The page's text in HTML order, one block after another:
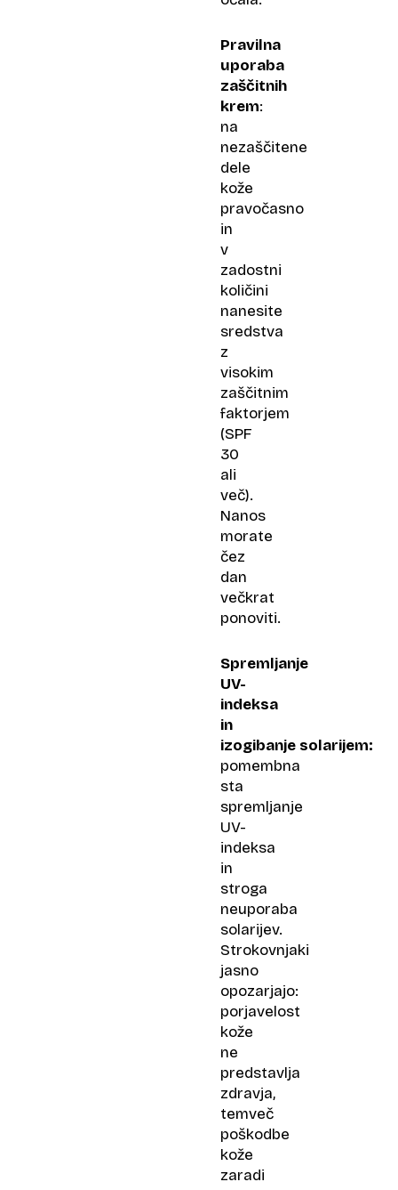
Pravilna
uporaba
zaščitnih
krem:
na
nezaščitene
dele
kože
pravočasno
in
v
zadostni
količini
nanesite
sredstva
z
visokim
zaščitnim
faktorjem
(SPF
30
ali
več).
Nanos
morate
čez
dan
večkrat
ponoviti.
Spremljanje
UV-
indeksa
in
izogibanje solarijem:
pomembna
sta
spremljanje
UV-
indeksa
in
stroga
neuporaba
solarijev.
Strokovnjaki
jasno
opozarjajo:
porjavelost
kože
ne
predstavlja
zdravja,
temveč
poškodbe
kože
zaradi